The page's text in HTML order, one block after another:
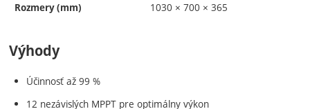
Rozmery (mm) 1030 × 700 × 365
Výhody
Účinnosť až 99 %
12 nezávislých MPPT pre optimálny výkon